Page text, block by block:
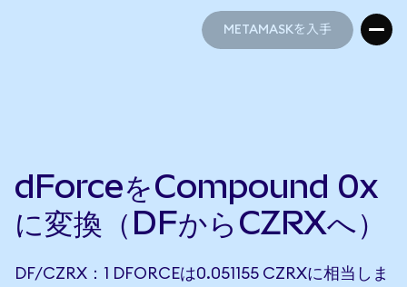
METAMASKを入手
dForceをCompound 0x
に変換（DFからCZRXへ）
DF/CZRX：1 DFORCEは0.051155 CZRXに相当しま